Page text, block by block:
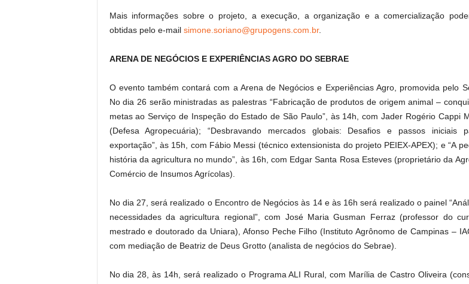
Mais informações sobre o projeto, a execução, a organização e a comercialização
obtidas pelo e-mail simone.soriano@grupogens.com.br.
ARENA DE NEGÓCIOS E EXPERIÊNCIAS AGRO DO SEBRAE
O evento também contará com a Arena de Negócios e Experiências Agro, promovida pelo
No dia 26 serão ministradas as palestras “Fabricação de produtos de origem animal –
metas ao Serviço de Inspeção do Estado de São Paulo”, às 14h, com Jader Rogério Cappi
(Defesa Agropecuária); “Desbravando mercados globais: Desafios e passos iniciais
exportação”, às 15h, com Fábio Messi (técnico extensionista do projeto PEIEX-APEX); e “A
história da agricultura no mundo”, às 16h, com Edgar Santa Rosa Esteves (proprietário da
Comércio de Insumos Agrícolas).
No dia 27, será realizado o Encontro de Negócios às 14 e às 16h será realizado o painel
necessidades da agricultura regional”, com José Maria Gusman Ferraz (professor do
mestrado e doutorado da Uniara), Afonso Peche Filho (Instituto Agrônomo de Campinas –
com mediação de Beatriz de Deus Grotto (analista de negócios do Sebrae).
No dia 28, às 14h, será realizado o Programa ALI Rural, com Marília de Castro Oliveira